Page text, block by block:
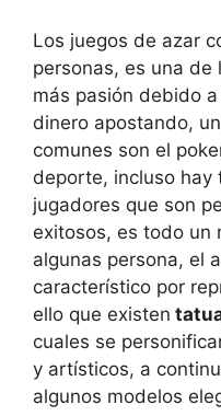
Los juegos de azar
personas, es una de
más pasión debido
dinero apostando,
comunes son el
deporte, incluso hay
jugadores que son
exitosos, es todo un
algunas persona, el
característico por
ello que existen
cuales se
y artísticos, a
algunos modelos